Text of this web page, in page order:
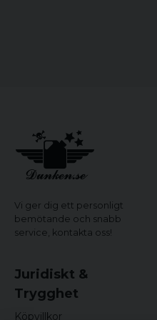
Vi ger dig ett personligt
bemötande och snabb
service, kontakta oss!
Juridiskt &
Trygghet
Köpvillkor